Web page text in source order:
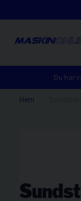
Du har
Hem